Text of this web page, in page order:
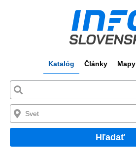
Katalóg Články Mapy
Hľadať